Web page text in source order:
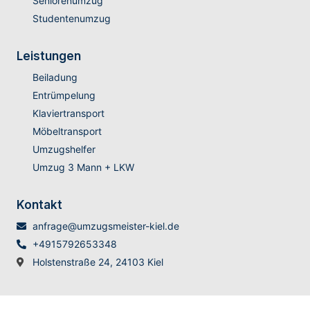
Studentenumzug
Leistungen
Beiladung
Entrümpelung
Klaviertransport
Möbeltransport
Umzugshelfer
Umzug 3 Mann + LKW
Kontakt
anfrage@umzugsmeister-kiel.de
+4915792653348
Holstenstraße 24, 24103 Kiel